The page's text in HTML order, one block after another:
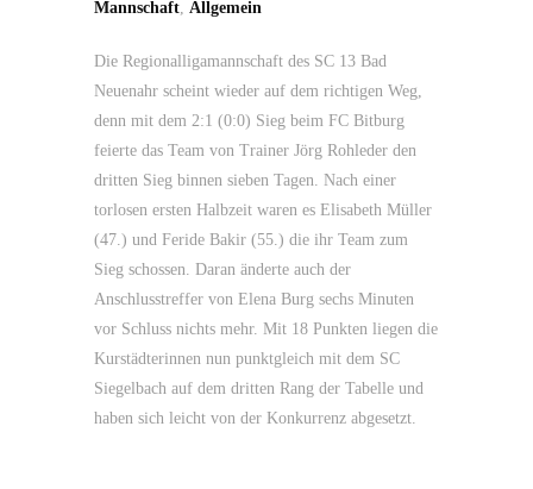
Mannschaft, Allgemein
Die Regionalligamannschaft des SC 13 Bad
Neuenahr scheint wieder auf dem richtigen Weg,
denn mit dem 2:1 (0:0) Sieg beim FC Bitburg
feierte das Team von Trainer Jörg Rohleder den
dritten Sieg binnen sieben Tagen. Nach einer
torlosen ersten Halbzeit waren es Elisabeth Müller
(47.) und Feride Bakir (55.) die ihr Team zum
Sieg schossen. Daran änderte auch der
Anschlusstreffer von Elena Burg sechs Minuten
vor Schluss nichts mehr. Mit 18 Punkten liegen die
Kurstädterinnen nun punktgleich mit dem SC
Siegelbach auf dem dritten Rang der Tabelle und
haben sich leicht von der Konkurrenz abgesetzt.